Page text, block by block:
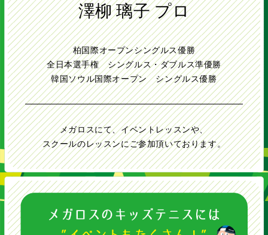
澤柳 璃子 プロ
柏国際オープンシングルス優勝
全日本選手権 シングルス・ダブルス準優勝
韓国ソウル国際オープン シングルス優勝
メガロスにて、イベントレッスンや、
スクールのレッスンにご参加頂いております。